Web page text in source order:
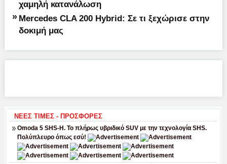
χαμηλή κατανάλωση
» Mercedes CLA 200 Hybrid: Σε τι ξεχώρισε στην
δοκιμή μας